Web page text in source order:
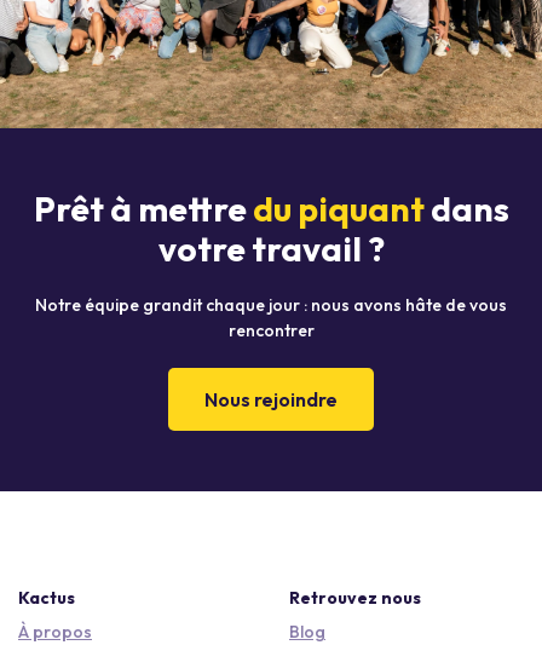
Prêt à mettredu piquantdans
votre travail ?
Notre équipe grandit chaque jour : nous avons hâte de vous
rencontrer
Nous rejoindre
Kactus
À propos
Retrouvez nous
Blog